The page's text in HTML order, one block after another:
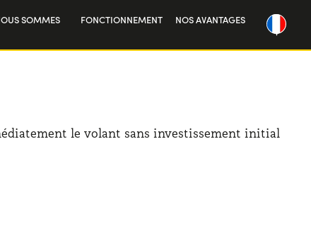
SOMMES FONCTIONNEMENT NOS AVANTAGES
le volant sans investissement initial